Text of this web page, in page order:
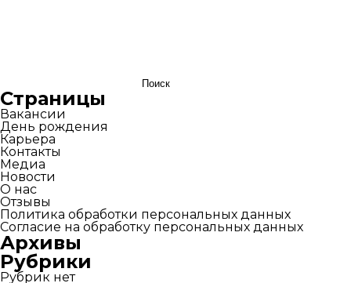
Страницы
Вакансии
День рождения
Карьера
Контакты
Медиа
Новости
О нас
Отзывы
Политика обработки персональных данных
Согласие на обработку персональных данных
Архивы
Рубрики
Рубрик нет